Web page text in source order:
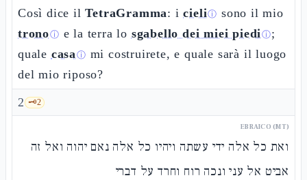
Così dice ilTetraGramma: icieliⓘ sono il mio
tronoⓘ e la terra lo sgabello dei miei piediⓘ;
quale casaⓘ mi costruirete, e quale sarà il luogo
del mio riposo?
2 🗝️2
EBRAICO (MT)
ואת כל אלה ידי עשתה ויהיו כל אלה נאם יהוה ואל זה
אביט אל עני ונכה רוח וחרד על דברי